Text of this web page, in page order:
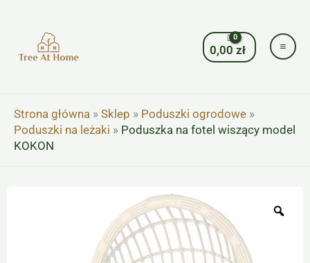
0,00zł
Strona główna » Sklep » Poduszki ogrodowe »
Poduszki na leżaki » Poduszka na fotel wiszący model
KOKON